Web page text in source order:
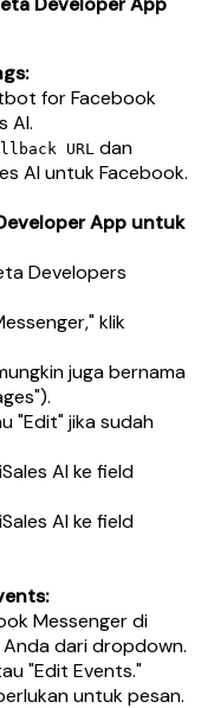
for Facebook
AI.
URL dan
AI untuk Facebook.
App untuk
Developers
klik
juga bernama
"Edit" jika sudah
AI ke field
AI ke field
Messenger di
Anda dari dropdown.
"Edit Events."
untuk pesan.